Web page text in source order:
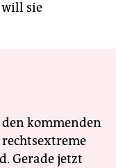
will sie
kommenden
Gerade jetzt